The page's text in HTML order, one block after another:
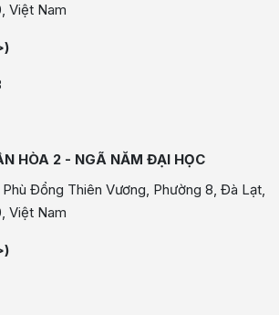
Việt Nam
HÒA 2 - NGÃ NĂM ĐẠI HỌC
Đổng Thiên Vương, Phường 8, Đà Lạt,
Việt Nam